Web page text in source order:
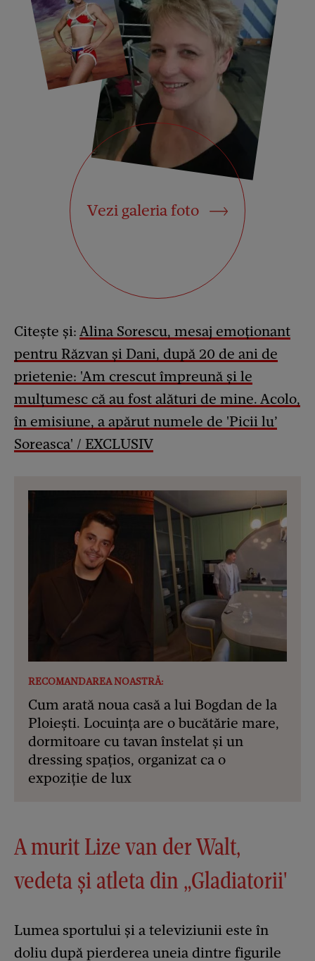
Vezi galeria foto
Citește și: Alina Sorescu, mesaj emoționant
pentru Răzvan și Dani, după 20 de ani de
prietenie: 'Am crescut împreună și le
mulțumesc că au fost alături de mine. Acolo,
în emisiune, a apărut numele de 'Picii lu’
Soreasca' / EXCLUSIV
RECOMANDAREA NOASTRĂ:
Cum arată noua casă a lui Bogdan de la
Ploiești. Locuința are o bucătărie mare,
dormitoare cu tavan înstelat și un
dressing spațios, organizat ca o
expoziție de lux
A murit Lize van der Walt,
vedeta și atleta din „Gladiatorii'
Lumea sportului și a televiziunii este în
doliu după pierderea uneia dintre figurile